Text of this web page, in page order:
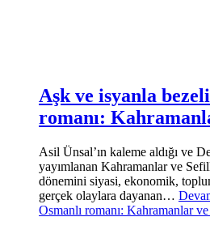
Aşk ve isyanla
romanı:
Asil Ünsal’ın kaleme aldığı ve
yayımlanan Kahramanlar ve
dönemini siyasi, ekonomik,
gerçek olaylara dayanan…
Osmanlı romanı: Kahramanlar